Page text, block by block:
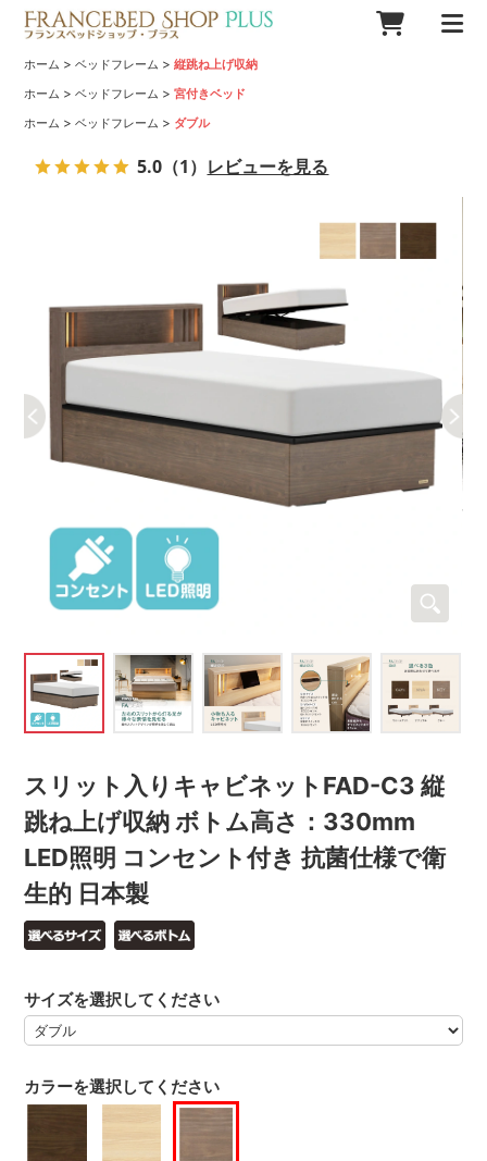
ホーム >ベッドフレーム >縦跳ね上げ収納
ホーム >ベッドフレーム >宮付きベッド
ホーム >ベッドフレーム > ダブル
スリット入りキャビネットFAD-C3 縦
跳ね上げ収納 ボトム高さ：330mm
LED照明 コンセント付き 抗菌仕様で衛
生的 日本製
カラーを選択してください
サイズを選択してください
5.0 （1） レビューを見る